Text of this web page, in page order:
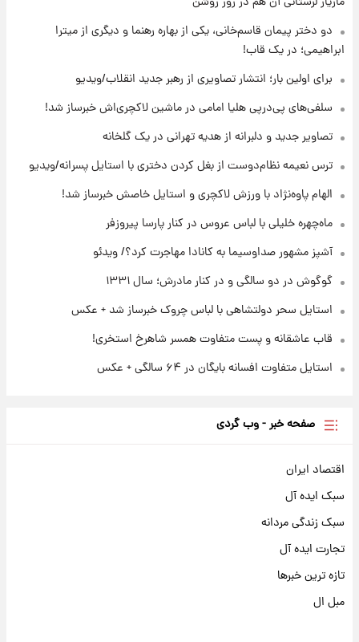
افشای محل پناهگاه‌ رهبر شهید روی آنتن زنده
تلویزیون/ویدیو
۲۲ ساعت پیش
ثریا اسفندیاری بعد از طلاق و در دیدار با گروه
بیتلز
ادعای جنجالی درباره اینفانتینو؛ اتهام پرداخت
دو دختر پیمان قاسم‌خانی، یکی از بهاره رهنما و دیگری از میترا
ابراهیمی؛ در یک قاب!
برای اولین بار؛ انتشار تصاویری از رهبر جدید انقلاب/ویدیو
سلفی‌های پی‌درپی هلیا امامی در ماشین لاکچری‌اش خبرساز شد!
تصاویر جدید و دلبرانه از هدیه تهرانی در یک گلخانه
ترس نعیمه نظام‌دوست از بغل کردن دختری با استایل پسرانه/ویدیو
الهام پاوه‌نژاد با ورزش لاکچری و استایل خاصش خبرساز شد!
ماه‌چهره خلیلی با لباس عروس در کنار پارسا پیروزفر
آشپز مشهور صداوسیما به کانادا مهاجرت کرد؟/ ویدئو
گوگوش در دو سالگی و در کنار مادرش؛ سال ۱۳۳۱
استایل سحر دولتشاهی با لباس چروک خبرساز شد + عکس
قاب عاشقانه و پست متفاوت همسر شاهرخ استخری!
استایل متفاوت افسانه بایگان در ۶۴ سالگی + عکس
صفحه خبر - وب گردی
اقتصاد ایران
سبک ایده آل
سبک زندگی مردانه
تجارت ایده آل
تازه ترین خبرها
مبل ال